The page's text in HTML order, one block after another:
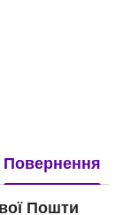
Повернення
Пошти